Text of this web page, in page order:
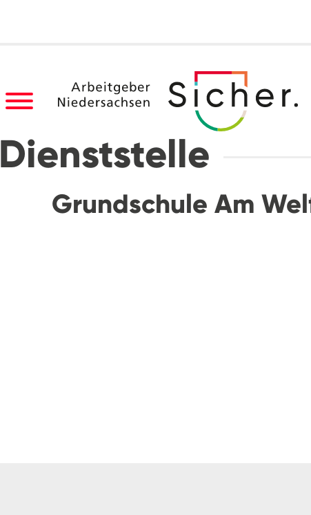
Grundschule Am